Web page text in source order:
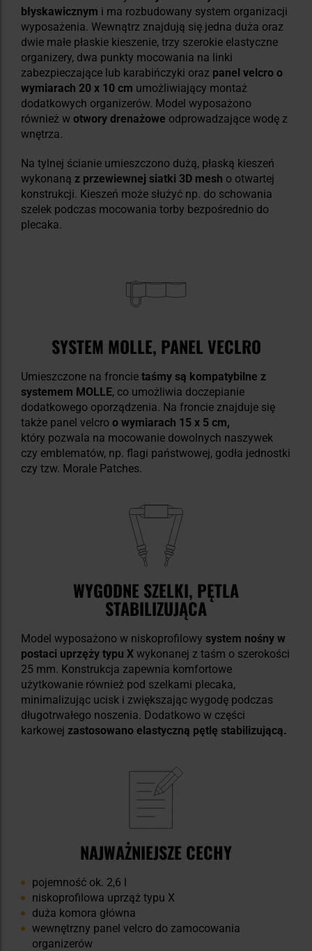
błyskawicznym i ma rozbudowany system organizacji
wyposażenia. Wewnątrz znajdują się jedna duża oraz
dwie małe płaskie kieszenie, trzy szerokie elastyczne
organizery, dwa punkty mocowania na linki
zabezpieczające lub karabińczyki oraz panel velcro o
wymiarach 20 x 10 cm umożliwiający montaż
dodatkowych organizerów. Model wyposażono
również w otwory drenażowe odprowadzające wodę z
wnętrza.
Na tylnej ścianie umieszczono dużą, płaską kieszeń
wykonaną z przewiewnej siatki 3D mesh o otwartej
konstrukcji. Kieszeń może służyć np. do schowania
szelek podczas mocowania torby bezpośrednio do
plecaka.
SYSTEM MOLLE, PANEL VECLRO
Umieszczone na froncie taśmy są kompatybilne z
systemem MOLLE, co umożliwia doczepianie
dodatkowego oporządzenia. Na froncie znajduje się
także panel velcro o wymiarach 15 x 5 cm,
który pozwala na mocowanie dowolnych naszywek
czy emblematów, np. flagi państwowej, godła jednostki
czy tzw. Morale Patches.
WYGODNE SZELKI, PĘTLA
STABILIZUJĄCA
Model wyposażono w niskoprofilowy system nośny w
postaci uprzęży typu X wykonanej z taśm o szerokości
25 mm. Konstrukcja zapewnia komfortowe
użytkowanie również pod szelkami plecaka,
minimalizując ucisk i zwiększając wygodę podczas
długotrwałego noszenia. Dodatkowo w części
karkowej zastosowano elastyczną pętlę stabilizującą.
NAJWAŻNIEJSZE CECHY
pojemność ok. 2,6 l
niskoprofilowa uprząż typu X
duża komora główna
wewnętrzny panel velcro do zamocowania
organizerów